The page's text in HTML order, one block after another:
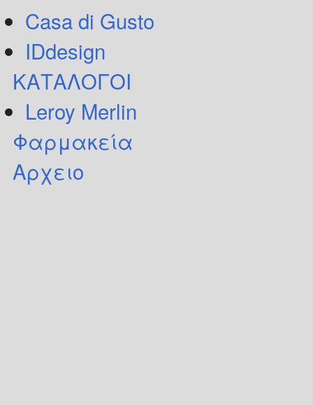
Casa di Gusto
IDdesign
ΚΑΤΑΛΟΓΟΙ
Leroy Merlin
Φαρμακεία
Αρχειο